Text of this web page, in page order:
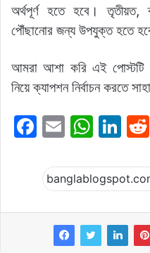
অর্থপূর্ণ হতে হবে। তৃতীয়ত,
পৌঁছানোর জন্য উপযুক্ত হতে
আমরা আশা করি এই
নিয়ে ক্যাপশন নির্বাচন করতে
F
c
e
b
E
ai
l
W
at
s
A
p
Li
k
e
dI
n